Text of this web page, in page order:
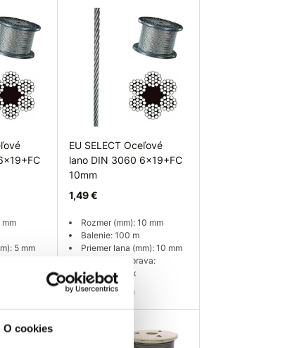
O cookies
mm
5 mm
EU SELECT Oceľové
lano DIN 3060 6x19+FC
10mm
1,49 €
Rozmer (mm): 10 mm
Balenie: 100 m
Priemer lana (mm): 10 mm
Povrchová úprava:
galvanický zinok
Skladom 5977 m